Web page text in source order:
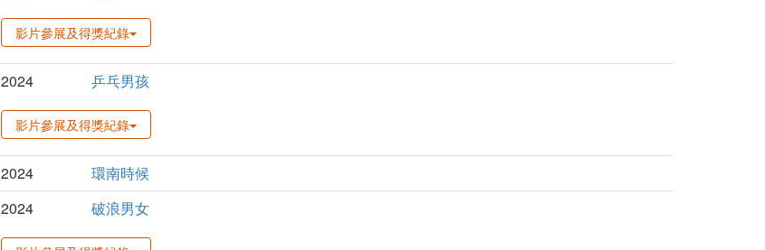
影片參展及得獎紀錄
2024 乒乓男孩
影片參展及得獎紀錄
2024
環南時候
2024
破浪男女